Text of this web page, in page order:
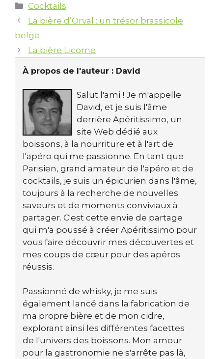
Catégories
Cocktails
La bière d’Orval : un trésor brassicole
belge
La bière Licorne
À propos de l'auteur : David
Salut l'ami ! Je m'appelle
David, et je suis l'âme
derrière Apéritissimo, un
site Web dédié aux
boissons, à la nourriture et à l'art de
l'apéro qui me passionne. En tant que
Parisien, grand amateur de l'apéro et de
cocktails, je suis un épicurien dans l'âme,
toujours à la recherche de nouvelles
saveurs et de moments conviviaux à
partager. C'est cette envie de partage
qui m'a poussé à créer Apéritissimo pour
vous faire découvrir mes découvertes et
mes coups de cœur pour des apéros
réussis.
Passionné de whisky, je me suis
également lancé dans la fabrication de
ma propre bière et de mon cidre,
explorant ainsi les différentes facettes
de l'univers des boissons. Mon amour
pour la gastronomie ne s'arrête pas là,